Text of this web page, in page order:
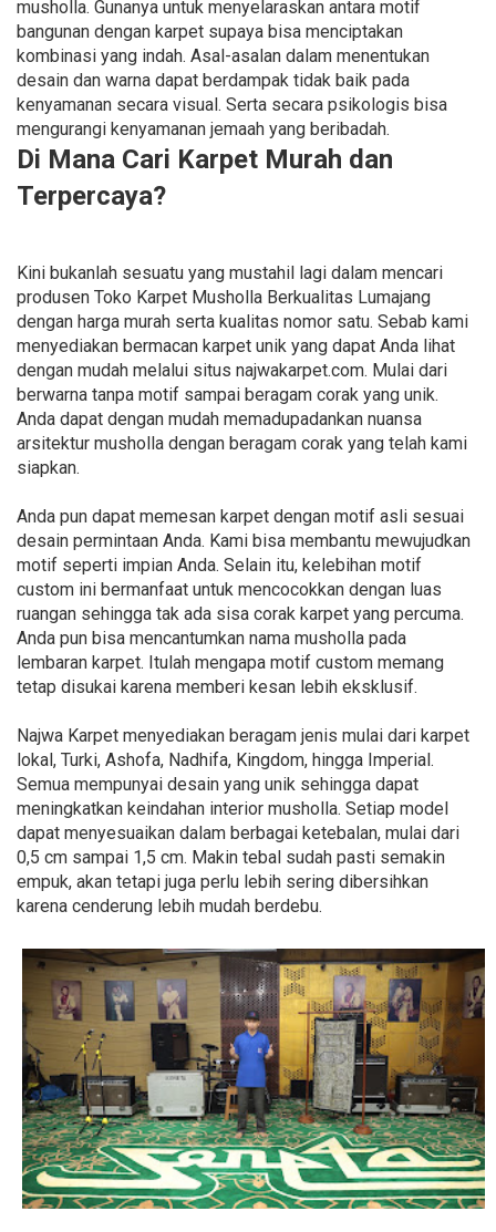
musholla. Gunanya untuk menyelaraskan antara motif
bangunan dengan karpet supaya bisa menciptakan
kombinasi yang indah. Asal-asalan dalam menentukan
desain dan warna dapat berdampak tidak baik pada
kenyamanan secara visual. Serta secara psikologis bisa
mengurangi kenyamanan jemaah yang beribadah.
Di Mana Cari Karpet Murah dan
Terpercaya?
Kini bukanlah sesuatu yang mustahil lagi dalam mencari
produsen Toko Karpet Musholla Berkualitas Lumajang
dengan harga murah serta kualitas nomor satu. Sebab kami
menyediakan bermacan karpet unik yang dapat Anda lihat
dengan mudah melalui situs najwakarpet.com. Mulai dari
berwarna tanpa motif sampai beragam corak yang unik.
Anda dapat dengan mudah memadupadankan nuansa
arsitektur musholla dengan beragam corak yang telah kami
siapkan.
Anda pun dapat memesan karpet dengan motif asli sesuai
desain permintaan Anda. Kami bisa membantu mewujudkan
motif seperti impian Anda. Selain itu, kelebihan motif
custom ini bermanfaat untuk mencocokkan dengan luas
ruangan sehingga tak ada sisa corak karpet yang percuma.
Anda pun bisa mencantumkan nama musholla pada
lembaran karpet. Itulah mengapa motif custom memang
tetap disukai karena memberi kesan lebih eksklusif.
Najwa Karpet menyediakan beragam jenis mulai dari karpet
lokal, Turki, Ashofa, Nadhifa, Kingdom, hingga Imperial.
Semua mempunyai desain yang unik sehingga dapat
meningkatkan keindahan interior musholla. Setiap model
dapat menyesuaikan dalam berbagai ketebalan, mulai dari
0,5 cm sampai 1,5 cm. Makin tebal sudah pasti semakin
empuk, akan tetapi juga perlu lebih sering dibersihkan
karena cenderung lebih mudah berdebu.